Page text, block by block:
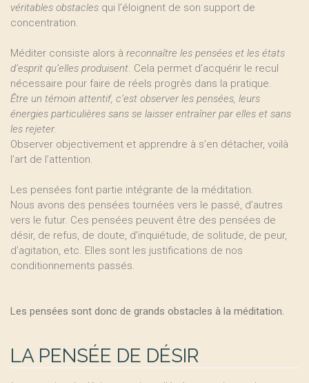
véritables obstacles qui l’éloignent de son support de
concentration.
Méditer consiste alors à reconnaître les pensées et les états
d’esprit qu’elles produisent. Cela permet d’acquérir le recul
nécessaire pour faire de réels progrès dans la pratique.
Être un témoin attentif, c’est observer les pensées, leurs
énergies particulières sans se laisser entraîner par elles et sans
les rejeter.
Observer objectivement et apprendre à s’en détacher, voilà
l’art de l’attention.
Les pensées font partie intégrante de la méditation.
Nous avons des pensées tournées vers le passé, d’autres
vers le futur. Ces pensées peuvent être des pensées de
désir, de refus, de doute, d’inquiétude, de solitude, de peur,
d’agitation, etc. Elles sont les justifications de nos
conditionnements passés.
Les pensées sont donc de grands obstacles à la méditation.
LA PENSÉE DE DÉSIR